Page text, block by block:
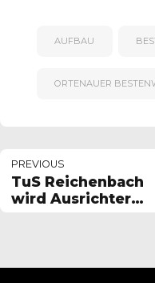
AUFBAU
ORTENAUER
PREVIOUS
TuS Reichenbach
wird Ausrichter